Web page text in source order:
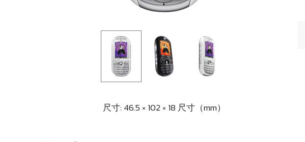
尺寸: 46.5 × 102 × 18 尺寸（mm）